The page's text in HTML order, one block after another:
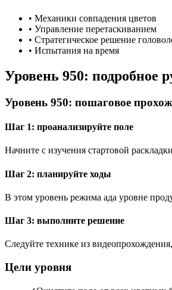
• Механики совпадения цветов
• Управление перетаскиванием
• Стратегическое решение
• Испытания на время
Уровень 950: подробное
Уровень 950: пошаговое
Шаг 1: проанализируйте поле
Начните с изучения стартовой
Шаг 2: планируйте ходы
В этом уровень режима ада уровне
Шаг 3: выполните решение
Следуйте технике из
Цели уровня